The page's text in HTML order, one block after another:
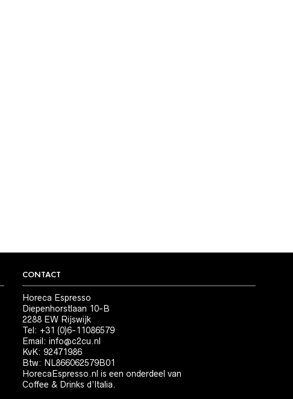
CONTACT
Horeca Espresso
Diepenhorstlaan 10-B
2288 EW Rijswijk
Tel: +31 (0)6-11086579
Email:info@c2cu.nl
KvK: 92471986
Btw: NL866062579B01
HorecaEspresso.nl is een onderdeel van
Coffee & Drinks d’Italia.